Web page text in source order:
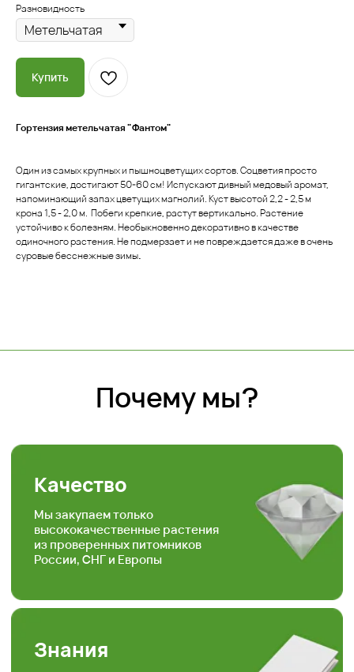
Разновидность
Купить
Гортензия метельчатая "Фантом"
Один из самых крупных и пышноцветущих сортов. Соцветия просто
гигантские, достигают 50-60 см! Испускают дивный медовый аромат,
напоминающий запах цветущих магнолий. Куст высотой 2,2 - 2,5 м
крона 1,5 - 2,0 м. Побеги крепкие, растут вертикально. Растение
устойчиво к болезням. Необыкновенно декоративно в качестве
одиночного растения. Не подмерзает и не повреждается даже в очень
суровые бесснежные зимы.
Почему мы?
Качество
Мы закупаем только
высококачественные растения
из проверенных питомников
России, СНГ и Европы
Персональный, гибкий
Скорость
Наша скорость работы
вас приятно удивит
Качество + доступная цена =